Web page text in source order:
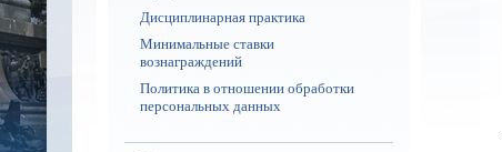
Дисциплинарная практика
Минимальные ставки
вознаграждений
Политика в отношении обработки
персональных данных